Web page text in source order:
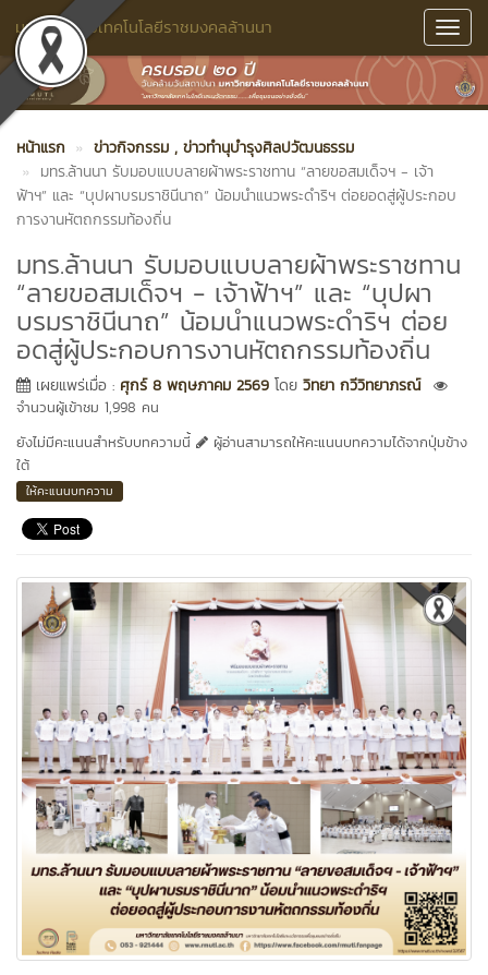
มหาวิทยาลัยเทคโนโลยีราชมงคลล้านนา
หน้าแรก ข่าวกิจกรรม , ข่าวทำนุบำรุงศิลปวัฒนธรรม
มทร.ล้านนา รับมอบแบบลายผ้าพระราชทาน “ลายขอสมเด็จฯ - เจ้า
ฟ้าฯ” และ “บุปผาบรมราชินีนาถ” น้อมนำแนวพระดำริฯ ต่อยอดสู่ผู้ประกอบ
การงานหัตถกรรมท้องถิ่น
มทร.ล้านนา รับมอบแบบลายผ้าพระราชทาน
“ลายขอสมเด็จฯ - เจ้าฟ้าฯ” และ “บุปผา
บรมราชินีนาถ” น้อมนำแนวพระดำริฯ ต่อย
อดสู่ผู้ประกอบการงานหัตถกรรมท้องถิ่น
เผยแพร่เมื่อ : ศุกร์ 8 พฤษภาคม 2569 โดย วิทยา กวีวิทยาภรณ์
จำนวนผู้เข้าชม 1,998 คน
ยังไม่มีคะแนนสำหรับบทความนี้
ผู้อ่านสามารถให้คะแนนบทความได้จากปุ่มข้าง
ใต้
ให้คะแนนบทความ